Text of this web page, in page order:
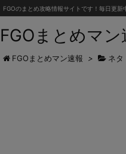
FGOまとめマン
FGOのまとめ攻略情報サイトです！毎日更新
FGOまとめマン速報 > ネタ